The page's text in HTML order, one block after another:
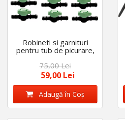
Robineti si garnituri
pentru tub de picurare,
set 25 buc, diametru de
16 mm
75,00 Lei
59,00 Lei
Adaugă în Coş